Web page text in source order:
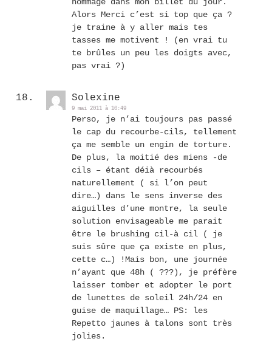
hommage dans mon billet du jour.
Alors Merci c’est si top que ça ?
je traine à y aller mais tes
tasses me motivent ! (en vrai tu
te brûles un peu les doigts avec,
pas vrai ?)
Solexine
9 mai 2011 à 10:49
Perso, je n’ai toujours pas passé
le cap du recourbe-cils, tellement
ça me semble un engin de torture.
De plus, la moitié des miens -de
cils – étant déià recourbés
naturellement ( si l’on peut
dire…) dans le sens inverse des
aiguilles d’une montre, la seule
solution envisageable me parait
être le brushing cil-à cil ( je
suis sûre que ça existe en plus,
cette c…) !Mais bon, une journée
n’ayant que 48h ( ???), je préfère
laisser tomber et adopter le port
de lunettes de soleil 24h/24 en
guise de maquillage… PS: les
Repetto jaunes à talons sont très
jolies.